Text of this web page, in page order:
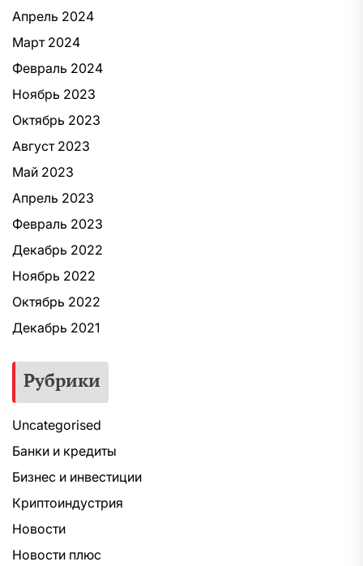
Апрель 2024
Март 2024
Февраль 2024
Ноябрь 2023
Октябрь 2023
Август 2023
Май 2023
Апрель 2023
Февраль 2023
Декабрь 2022
Ноябрь 2022
Октябрь 2022
Декабрь 2021
Рубрики
Uncategorised
Банки и кредиты
Бизнес и инвестиции
Криптоиндустрия
Новости
Новости плюс